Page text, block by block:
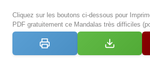
Cliquez sur les boutons ci-dessous pour
PDF gratuitement ce Mandalas très difficiles